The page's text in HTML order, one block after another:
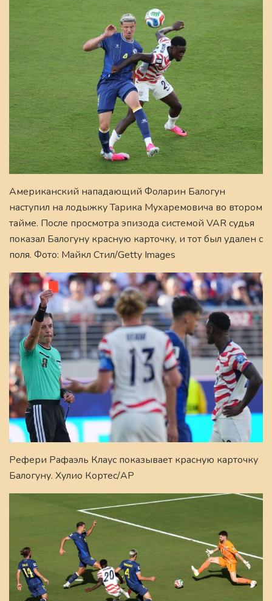
Американский нападающий Фоларин Балогун
наступил на лодыжку Тарика Мухаремовича во втором
тайме. После просмотра эпизода системой VAR судья
показал Балогуну красную карточку, и тот был удален с
поля. Фото: Майкл Стил/Getty Images
Рефери Рафаэль Клаус показывает красную карточку
Балогуну. Хулио Кортес/AP